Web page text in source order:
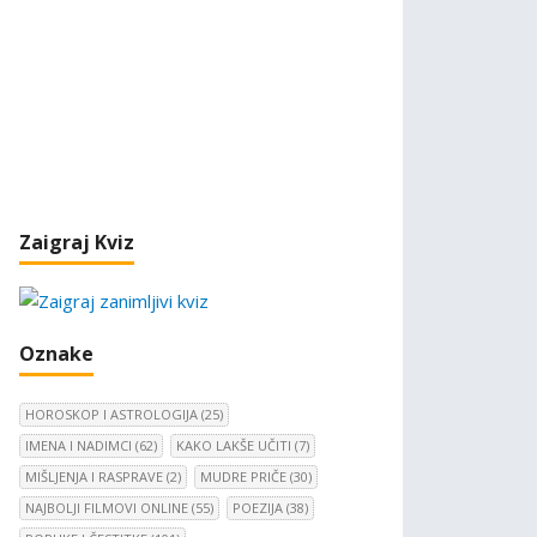
Zaigraj Kviz
Oznake
HOROSKOP I ASTROLOGIJA (25)
IMENA I NADIMCI (62) KAKO LAKŠE UČITI (7)
MIŠLJENJA I RASPRAVE (2) MUDRE PRIČE (30)
NAJBOLJI FILMOVI ONLINE (55) POEZIJA (38)